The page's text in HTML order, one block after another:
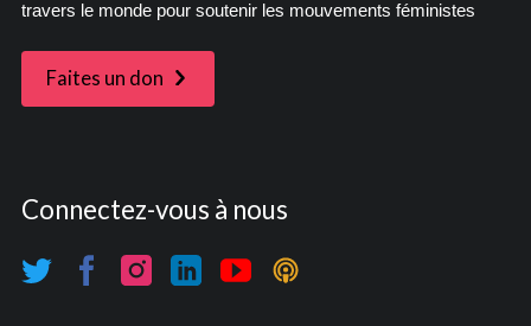
travers le monde pour soutenir les mouvements féministes
Faites un don
Connectez-vous à nous